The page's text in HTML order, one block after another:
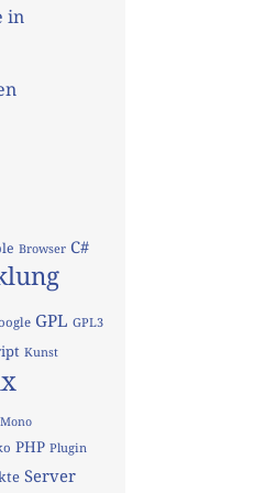
in
Browser C#
GPL GPL3
Kunst
Mono
PHP Plugin
Server